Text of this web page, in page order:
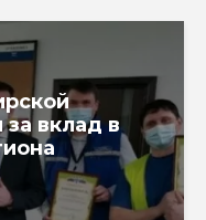
за вклад в